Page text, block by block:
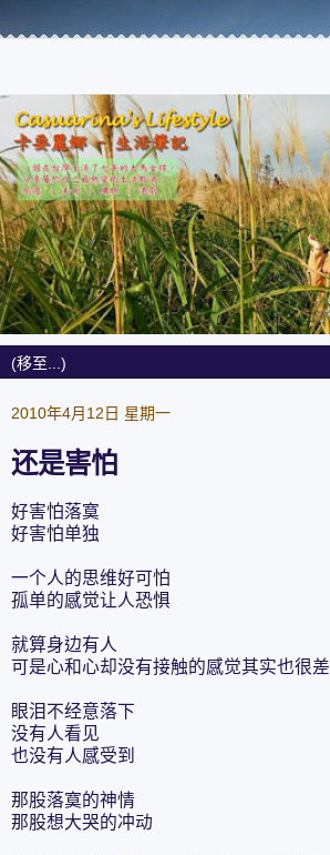
2010年4月12日 星期一
还是害怕
好害怕落寞
好害怕单独
一个人的思维好可怕
孤单的感觉让人恐惧
就算身边有人
可是心和心却没有接触的感觉其实也很差
眼泪不经意落下
没有人看见
也没有人感受到
那股落寞的神情
那股想大哭的冲动